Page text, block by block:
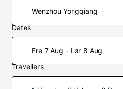
Dates
Fre 7 Aug - Lør 8 Aug
Travellers